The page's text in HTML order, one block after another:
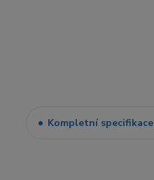
Kompletní specifikace